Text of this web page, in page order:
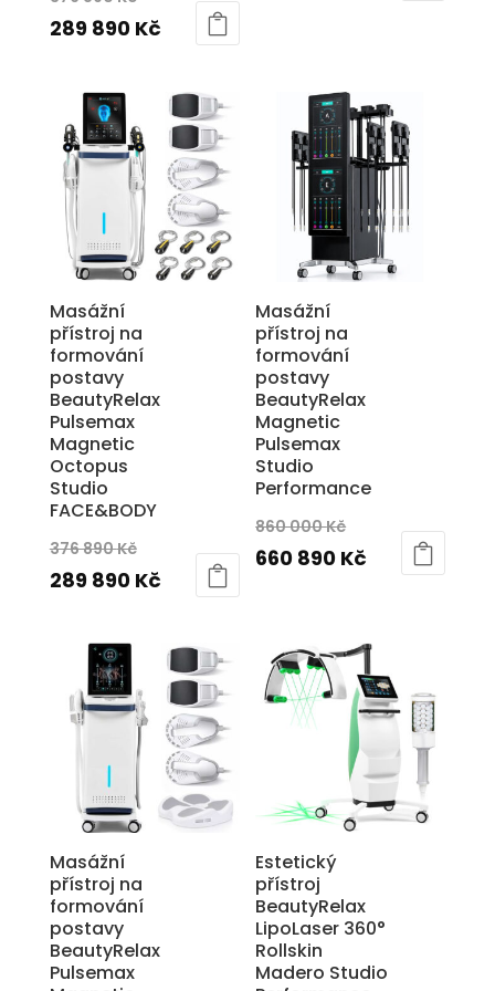
cena
376
890 Kč.
289 890 KčAktuální
je:
289
890 Kč.
490 Kč.
Masážní
přístroj na
formování
postavy
BeautyRelax
Pulsemax
Magnetic
Octopus
Studio
FACE&BODY
376 890Kč
cena
376
890 Kč.
289 890 KčAktuální
je:
289
890 Kč.
Masážní
přístroj na
formování
postavy
BeautyRelax
Magnetic
Pulsemax
Studio
Performance
860 000Kč
cena
000 Kč.
660 890 Kč Aktuální
660
890 Kč.
Masážní
přístroj na
formování
postavy
BeautyRelax
Pulsemax
Estetický
přístroj
BeautyRelax
LipoLaser 360°
Rollskin
Madero Studio